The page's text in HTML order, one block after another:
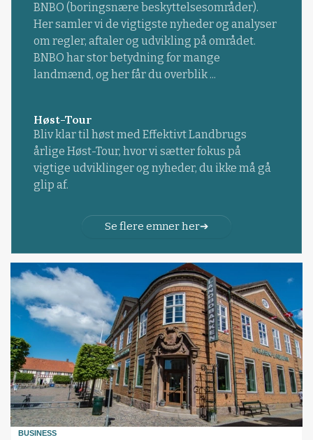
BNBO (boringsnære beskyttelsesområder).
Her samler vi de vigtigste nyheder og analyser
om regler, aftaler og udvikling på området.
BNBO har stor betydning for mange
landmænd, og her får du overblik ...
Høst-Tour
Bliv klar til høst med Effektivt Landbrugs
årlige Høst-Tour, hvor vi sætter fokus på
vigtige udviklinger og nyheder, du ikke må gå
glip af.
Se flere emner her
BUSINESS